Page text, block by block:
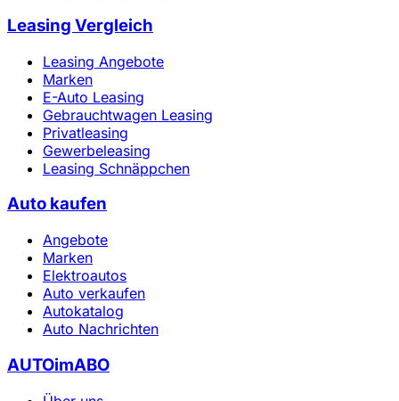
Leasing Vergleich
Leasing Angebote
Marken
E-Auto Leasing
Gebrauchtwagen Leasing
Privatleasing
Gewerbeleasing
Leasing Schnäppchen
Auto kaufen
Angebote
Marken
Elektroautos
Auto verkaufen
Autokatalog
Auto Nachrichten
AUTOimABO